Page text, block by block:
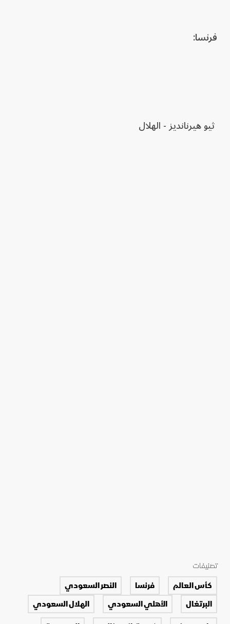
فرنسا:
ثيو هيرنانديز - الهلال
تصنيفات
كأس العالم فرنسا
النصر السعودي
البرتغال
الأهلي السعودي
الهلال السعودي